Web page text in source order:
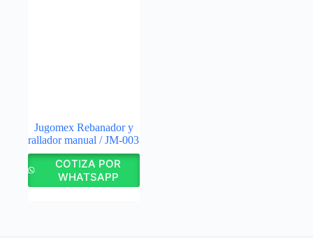
Jugomex Rebanador y
rallador manual / JM-003
COTIZA POR
WHATSAPP